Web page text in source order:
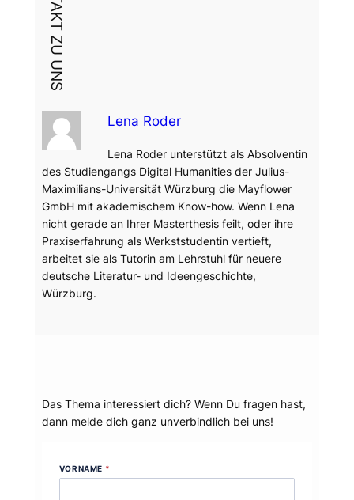
Lena Roder
Lena Roder unterstützt als Absolventin
des Studiengangs Digital Humanities der Julius-
Maximilians-Universität Würzburg die Mayflower
GmbH mit akademischem Know-how. Wenn Lena
nicht gerade an Ihrer Masterthesis feilt, oder ihre
Praxiserfahrung als Werkststudentin vertieft,
arbeitet sie als Tutorin am Lehrstuhl für neuere
deutsche Literatur- und Ideengeschichte,
Würzburg.
Das Thema interessiert dich? Wenn Du fragen hast,
dann melde dich ganz unverbindlich bei uns!
VORNAME *